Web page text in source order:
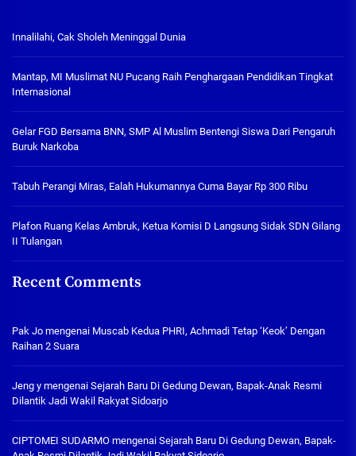
Innalilahi, Cak Sholeh Meninggal Dunia
Mantap, MI Muslimat NU Pucang Raih Penghargaan Pendidikan Tingkat
Internasional
Gelar FGD Bersama BNN, SMP Al Muslim Bentengi Siswa Dari Pengaruh
Buruk Narkoba
Tabuh Perangi Miras, Ealah Hukumannya Cuma Bayar Rp 300 Ribu
Plafon Ruang Kelas Ambruk, Ketua Komisi D Langsung Sidak SDN Gilang
II Tulangan
Recent Comments
Pak Jo mengenai Muscab Kedua PHRI, Achmadi Tetap ‘Keok’ Dengan
Raihan 2 Suara
Jeng y mengenai Sejarah Baru Di Gedung Dewan, Bapak-Anak Resmi
Dilantik Jadi Wakil Rakyat Sidoarjo
CIPTOMEI SUDARMO mengenai Sejarah Baru Di Gedung Dewan, Bapak-